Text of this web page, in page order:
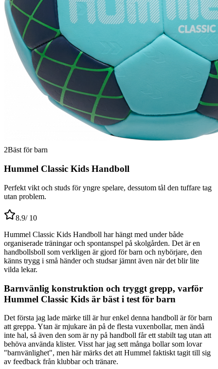
2Bäst för barn
Hummel Classic Kids Handboll
Perfekt vikt och studs för yngre spelare, dessutom tål den tuffare tag
utan problem.
8.9/ 10
Hummel Classic Kids Handboll har hängt med under både
organiserade träningar och spontanspel på skolgården. Det är en
handbollsboll som verkligen är gjord för barn och nybörjare, den
känns trygg i små händer och studsar jämnt även när det blir lite
vilda lekar.
Barnvänlig konstruktion och tryggt grepp, varför
Hummel Classic Kids är bäst i test för barn
Det första jag lade märke till är hur enkel denna handboll är för barn
att greppa. Ytan är mjukare än på de flesta vuxenbollar, men ändå
inte hal, så även den som är ny på handboll får ett stabilt tag utan att
behöva använda klister. Visst har jag sett många bollar som lovar
"barnvänlighet", men här märks det att Hummel faktiskt tagit till sig
av feedback från klubbar och tränare.